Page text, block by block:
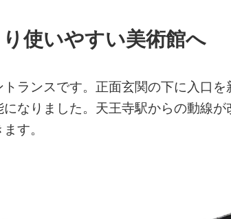
使いやすい美術館へ
ランスです。正面玄関の下に入口を
なりました。天王寺駅からの動線が
す。